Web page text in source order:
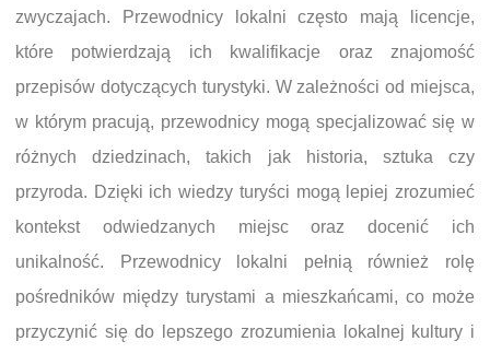
zwyczajach. Przewodnicy lokalni często mają licencje,
które potwierdzają ich kwalifikacje oraz znajomość
przepisów dotyczących turystyki. W zależności od miejsca,
w którym pracują, przewodnicy mogą specjalizować się w
różnych dziedzinach, takich jak historia, sztuka czy
przyroda. Dzięki ich wiedzy turyści mogą lepiej zrozumieć
kontekst odwiedzanych miejsc oraz docenić ich
unikalność. Przewodnicy lokalni pełnią również rolę
pośredników między turystami a mieszkańcami, co może
przyczynić się do lepszego zrozumienia lokalnej kultury i